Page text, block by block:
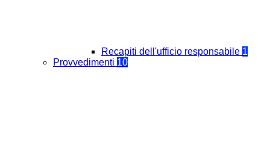
Recapiti dell'ufficio responsabile 1
Provvedimenti 10